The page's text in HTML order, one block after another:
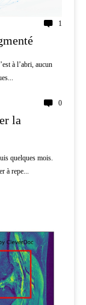
1
à l’abri, aucun
0
la
quelques mois.
repe...